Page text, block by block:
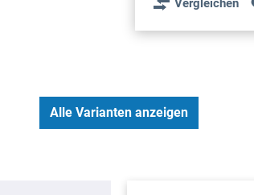
Vergleichen
Alle Varianten anzeigen